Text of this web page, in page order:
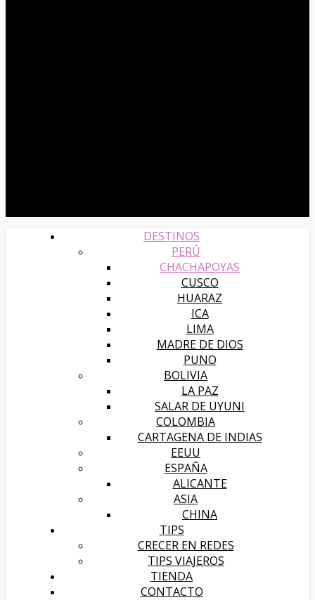
DESTINOS
PERÚ
CHACHAPOYAS
CUSCO
HUARAZ
ICA
LIMA
MADRE DE DIOS
PUNO
BOLIVIA
LA PAZ
SALAR DE UYUNI
COLOMBIA
CARTAGENA DE INDIAS
EEUU
ESPAÑA
ALICANTE
ASIA
CHINA
TIPS
CRECER EN REDES
TIPS VIAJEROS
TIENDA
CONTACTO